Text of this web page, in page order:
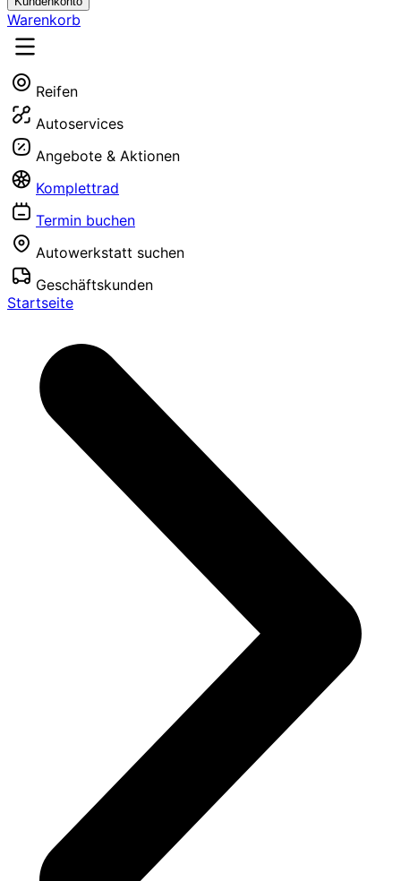
Warenkorb
Reifen
Autoservices
Angebote & Aktionen
Komplettrad
Termin buchen
Autowerkstatt suchen
Geschäftskunden
Startseite